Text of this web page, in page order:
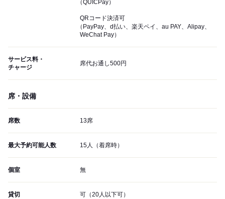
（QUICPay）
QRコード決済可
（PayPay、d払い、楽天ペイ、au PAY、Alipay、
WeChat Pay）
サービス料・
チャージ
席代お通し500円
席・設備
席数 13席
最大予約可能人数 15人（着席時）
個室 無
貸切 可（20人以下可）